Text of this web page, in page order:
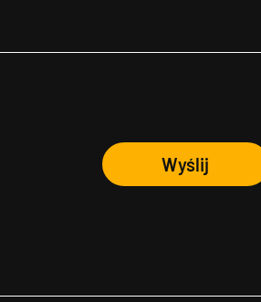
Wyślij